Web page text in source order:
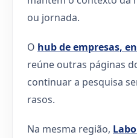
ou jornada.
O hub de empresas,
reúne outras páginas
continuar a pesquisa
rasos.
Na mesma região,